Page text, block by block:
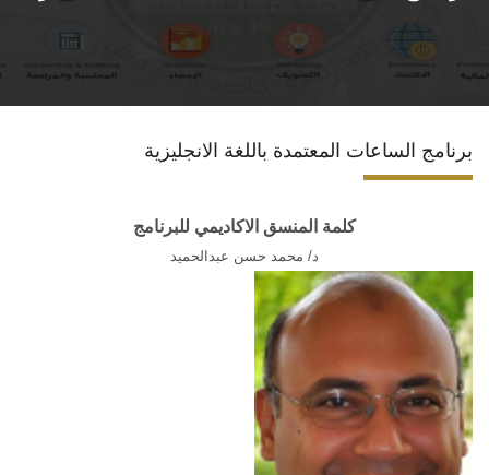
الأقسام العلمية
برنامج الساعات المعتمدة باللغة الانجليزية
كلمة المنسق الاكاديمي للبرنامج
د/ محمد حسن عبدالحميد